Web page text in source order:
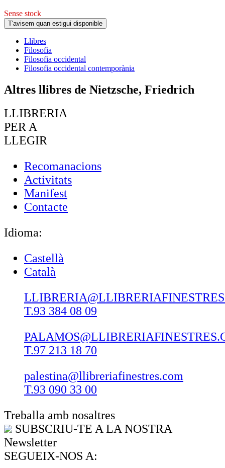
Sense stock
T'avisem quan estigui disponible
Llibres
Filosofia
Filosofia occidental
Filosofia occidental contemporània
Altres llibres de Nietzsche, Friedrich
LLIBRERIA
PER A
LLEGIR
Recomanacions
Activitats
Manifest
Contacte
Idioma:
Castellà
Català
T.93 384 08 09
T.97 213 18 70
palestina@llibreriafinestres.com
T.93 090 33 00
Treballa amb nosaltres
SUBSCRIU-TE A LA NOSTRA
Newsletter
SEGUEIX-NOS A: